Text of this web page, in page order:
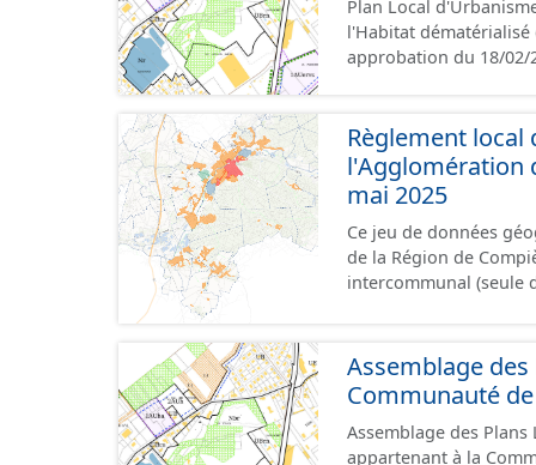
les documents
Plan Local
l'Habitat dématérialisé
approbation du 18/02/
administratives, le
graphiques, les
l'attention portée à la
documents papiers
Règlement
l'Agglomération
mai 2025
Ce jeu de données
de la Région de Compiègne : - le zonage du Règlement
intercommunal (seule
d'agglomération, - le
commune, - les éléments
Publicité (RLP) est
enseignes et les pré-enseignes. Le RLP couvre
intercommunal,
Assemblage
Communauté
Assemblage des
appartenant à la